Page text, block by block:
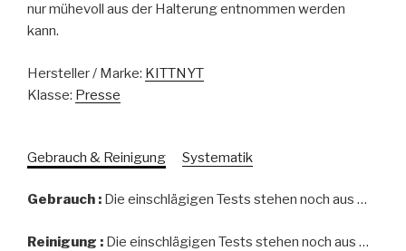
nur mühevoll aus der Halterung entnommen werden
kann.
Hersteller / Marke: KITTNYT
Klasse: Presse
Gebrauch & Reinigung Systematik
Gebrauch : Die einschlägigen Tests stehen noch aus …
Reinigung : Die einschlägigen Tests stehen noch aus …